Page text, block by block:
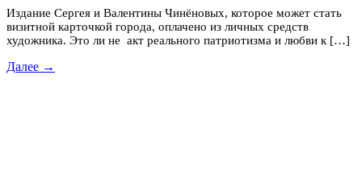
Издание Сергея и Валентины Чинёновых, которое может стать
визитной карточкой города, оплачено из личных средств
художника. Это ли не акт реального патриотизма и любви к […]
Далее →